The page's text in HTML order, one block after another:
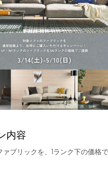
内容
ァブリックを、1ランク下の価格